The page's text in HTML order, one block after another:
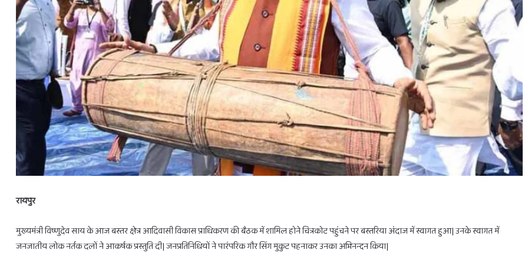
रायपुर
मुख्यमंत्री विष्णुदेव साय के आज बस्तर क्षेत्र आदिवासी विकास प्राधिकरण की बैठक में शामिल होने चित्रकोट पहुंचने पर बस्तरिया अंदाज में स्वागत हुआ| उनके स्वागत में
जनजातीय लोक नर्तक दलों ने आकर्षक प्रस्तुति दी| जनप्रतिनिधियों ने पारंपरिक गौर सिंग मुकुट पहनाकर उनका अभिनन्दन किया|
28
होलिका